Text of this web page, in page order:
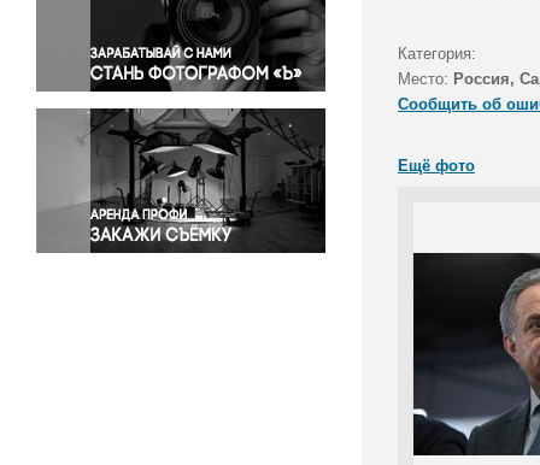
Правосудие
Происшествия и конфликты
Религия
Светская жизнь
Спорт
Экология
Экономика и бизнес
Категория:
Место: Россия,
Сообщить об
Ещё фото